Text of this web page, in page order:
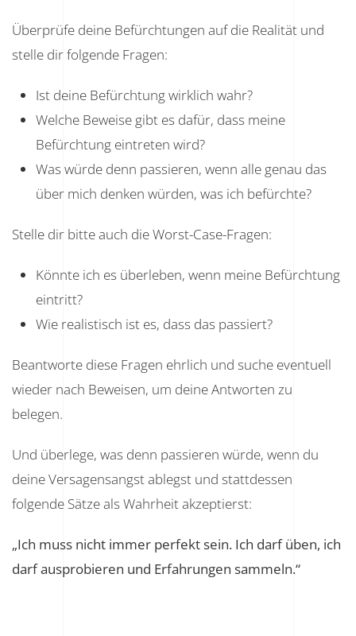
Überprüfe deine Befürchtungen auf die Realität und
stelle dir folgende Fragen:
Ist deine Befürchtung wirklich wahr?
Welche Beweise gibt es dafür, dass meine
Befürchtung eintreten wird?
Was würde denn passieren, wenn alle genau das
über mich denken würden, was ich befürchte?
Stelle dir bitte auch die Worst-Case-Fragen:
Könnte ich es überleben, wenn meine Befürchtung
eintritt?
Wie realistisch ist es, dass das passiert?
Beantworte diese Fragen ehrlich und suche eventuell
wieder nach Beweisen, um deine Antworten zu
belegen.
Und überlege, was denn passieren würde, wenn du
deine Versagensangst ablegst und stattdessen
folgende Sätze als Wahrheit akzeptierst:
„Ich muss nicht immer perfekt sein. Ich darf üben, ich
darf ausprobieren und Erfahrungen sammeln.“